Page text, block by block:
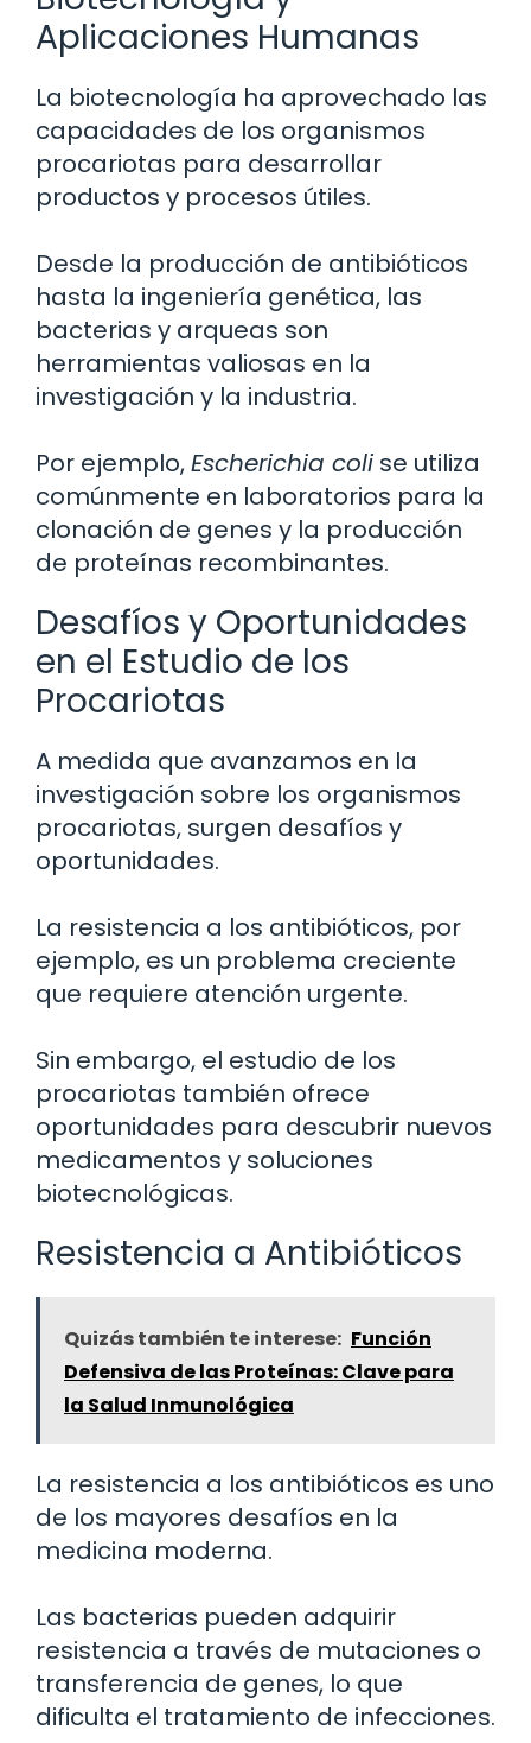
Aplicaciones Humanas
La biotecnología ha aprovechado las
capacidades de los organismos
procariotas para desarrollar
productos y procesos útiles.
Desde la producción de antibióticos
hasta la ingeniería genética, las
bacterias y arqueas son
herramientas valiosas en la
investigación y la industria.
Por ejemplo,Escherichia coli se utiliza
comúnmente en laboratorios para la
clonación de genes y la producción
de proteínas recombinantes.
Desafíos y Oportunidades
en el Estudio de los
Procariotas
A medida que avanzamos en la
investigación sobre los organismos
procariotas, surgen desafíos y
oportunidades.
La resistencia a los antibióticos, por
ejemplo, es un problema creciente
que requiere atención urgente.
Sin embargo, el estudio de los
procariotas también ofrece
oportunidades para descubrir nuevos
medicamentos y soluciones
biotecnológicas.
Resistencia a Antibióticos
Quizás también te interese: Función
Defensiva de las Proteínas: Clave para
la Salud Inmunológica
La resistencia a los antibióticos es uno
de los mayores desafíos en la
medicina moderna.
Las bacterias pueden adquirir
resistencia a través de mutaciones o
transferencia de genes, lo que
dificulta el tratamiento de infecciones.